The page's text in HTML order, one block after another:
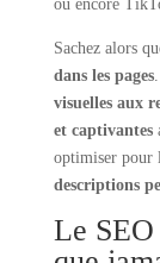
ou encore
Sachez alors
dans les pages
visuelles aux
et captivantes
optimiser pour
descriptions
Le